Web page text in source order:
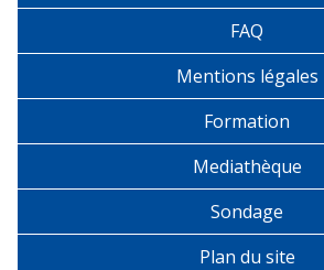
FAQ
Mentions légales
Formation
Mediathèque
Sondage
Plan du site